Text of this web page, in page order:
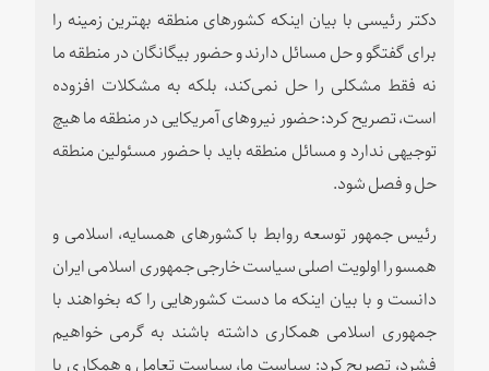
دکتر رئیسی با بیان اینکه کشورهای منطقه بهترین زمینه را
برای گفتگو و حل مسائل دارند و حضور بیگانگان در منطقه ما
نه فقط مشکلی را حل نمی‌کند، بلکه به مشکلات افزوده
است، تصریح کرد: حضور نیروهای آمریکایی در منطقه ما هیچ
توجیهی ندارد و مسائل منطقه باید با حضور مسئولین منطقه
حل و فصل شود.
رئیس جمهور توسعه روابط با کشورهای همسایه، اسلامی و
همسو را اولویت اصلی سیاست خارجی جمهوری اسلامی ایران
دانست و با بیان اینکه ما دست کشورهایی را که بخواهند با
جمهوری اسلامی همکاری داشته باشند به گرمی خواهیم
فشرد، تصریح کرد‌: سیاست ما، سیاست تعامل و همکاری با